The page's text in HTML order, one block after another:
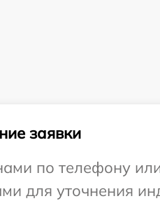
заявки
по телефону
для уточнения